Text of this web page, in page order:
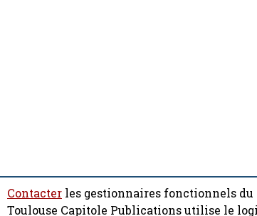
Contacter les gestionnaires fonctionnels
Toulouse Capitole Publications utilise le